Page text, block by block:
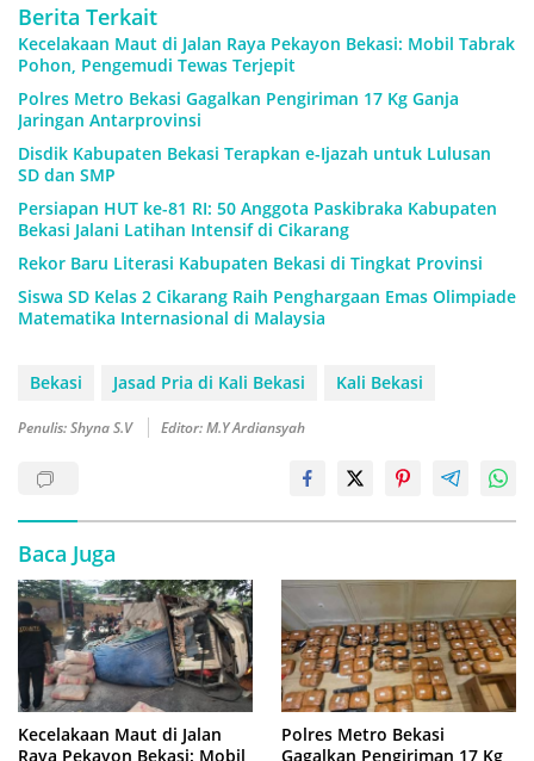
Berita Terkait
Kecelakaan Maut di Jalan Raya Pekayon Bekasi: Mobil Tabrak
Pohon, Pengemudi Tewas Terjepit
Polres Metro Bekasi Gagalkan Pengiriman 17 Kg Ganja
Jaringan Antarprovinsi
Disdik Kabupaten Bekasi Terapkan e-Ijazah untuk Lulusan
SD dan SMP
Persiapan HUT ke-81 RI: 50 Anggota Paskibraka Kabupaten
Bekasi Jalani Latihan Intensif di Cikarang
Rekor Baru Literasi Kabupaten Bekasi di Tingkat Provinsi
Siswa SD Kelas 2 Cikarang Raih Penghargaan Emas Olimpiade
Matematika Internasional di Malaysia
Bekasi Jasad Pria di Kali Bekasi Kali Bekasi
Penulis: Shyna S.V Editor: M.Y Ardiansyah
Baca Juga
Kecelakaan Maut di Jalan
Raya Pekayon Bekasi: Mobil
Polres Metro Bekasi
Gagalkan Pengiriman 17 Kg